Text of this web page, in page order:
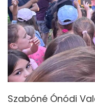
Szabóné Ónódi